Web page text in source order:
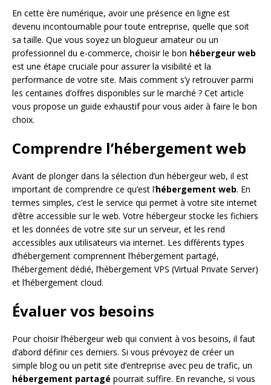
En cette ère numérique, avoir une présence en ligne est
devenu incontournable pour toute entreprise, quelle que soit
sa taille. Que vous soyez un blogueur amateur ou un
professionnel du e-commerce, choisir le bon hébergeur web
est une étape cruciale pour assurer la visibilité et la
performance de votre site. Mais comment s’y retrouver parmi
les centaines d’offres disponibles sur le marché ? Cet article
vous propose un guide exhaustif pour vous aider à faire le bon
choix.
Comprendre l’hébergement web
Avant de plonger dans la sélection d’un hébergeur web, il est
important de comprendre ce qu’est l’hébergement web. En
termes simples, c’est le service qui permet à votre site internet
d’être accessible sur le web. Votre hébergeur stocke les fichiers
et les données de votre site sur un serveur, et les rend
accessibles aux utilisateurs via internet. Les différents types
d’hébergement comprennent l’hébergement partagé,
l’hébergement dédié, l’hébergement VPS (Virtual Private Server)
et l’hébergement cloud.
Évaluer vos besoins
Pour choisir l’hébergeur web qui convient à vos besoins, il faut
d’abord définir ces derniers. Si vous prévoyez de créer un
simple blog ou un petit site d’entreprise avec peu de trafic, un
hébergement partagé pourrait suffire. En revanche, si vous